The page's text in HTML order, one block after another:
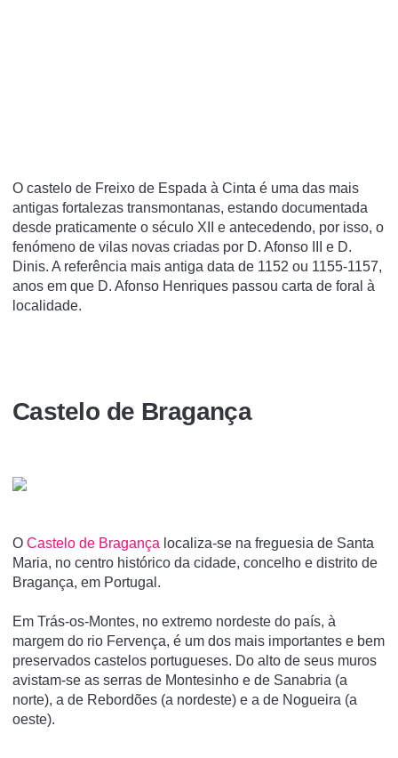
O castelo de Freixo de Espada à Cinta é uma das mais
antigas fortalezas transmontanas, estando documentada
desde praticamente o século XII e antecedendo, por isso, o
fenómeno de vilas novas criadas por D. Afonso III e D.
Dinis. A referência mais antiga data de 1152 ou 1155-1157,
anos em que D. Afonso Henriques passou carta de foral à
localidade.
Castelo de Bragança
O Castelo de Bragança localiza-se na freguesia de Santa
Maria, no centro histórico da cidade, concelho e distrito de
Bragança, em Portugal.
Em Trás-os-Montes, no extremo nordeste do paí­s, à
margem do rio Fervença, é um dos mais importantes e bem
preservados castelos portugueses. Do alto de seus muros
avistam-se as serras de Montesinho e de Sanabria (a
norte), a de Rebordões (a nordeste) e a de Nogueira (a
oeste).